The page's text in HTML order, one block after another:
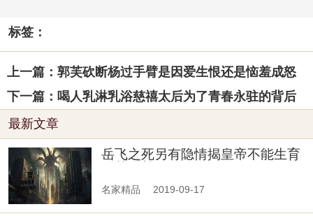
标签：
上一篇：郭芙砍断杨过手臂是因爱生恨还是恼羞成怒
下一篇：喝人乳淋乳浴慈禧太后为了青春永驻的背后
最新文章
岳飞之死另有隐情揭皇帝不能生育
名家精品 2019-09-17